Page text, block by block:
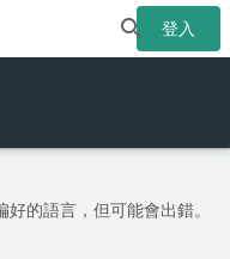
登入
的語言，但可能會出錯。